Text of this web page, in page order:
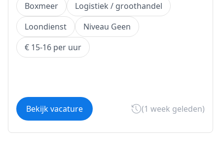
Boxmeer
Logistiek / groothandel
Loondienst
Niveau Geen
€ 15-16 per uur
Bekijk vacature (1 week geleden)